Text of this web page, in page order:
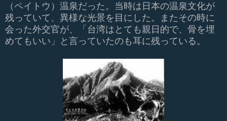
（ペイトウ）温泉だった。当時は日本の温泉文化が
残っていて、異様な光景を目にした。またその時に
会った外交官が、「台湾はとても親日的で、骨を埋
めてもいい」と言っていたのも耳に残っている。